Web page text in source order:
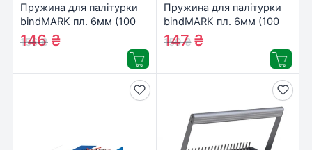
Пружина для палітурки
bindMARK пл. 6мм (100
шт.) черная (43152)
156₴
146₴
Пружина для палітурки
bindMARK пл. 6мм (100
шт.) зеленая (43155)
159₴
147₴